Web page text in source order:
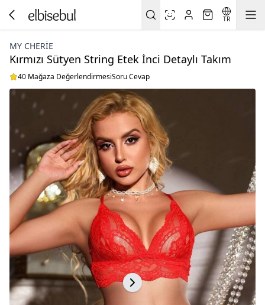
TR
MY CHERIE
Kırmızı Sütyen String Etek İnci Detaylı Takım
40 Mağaza DeğerlendirmesiSoru Cevap